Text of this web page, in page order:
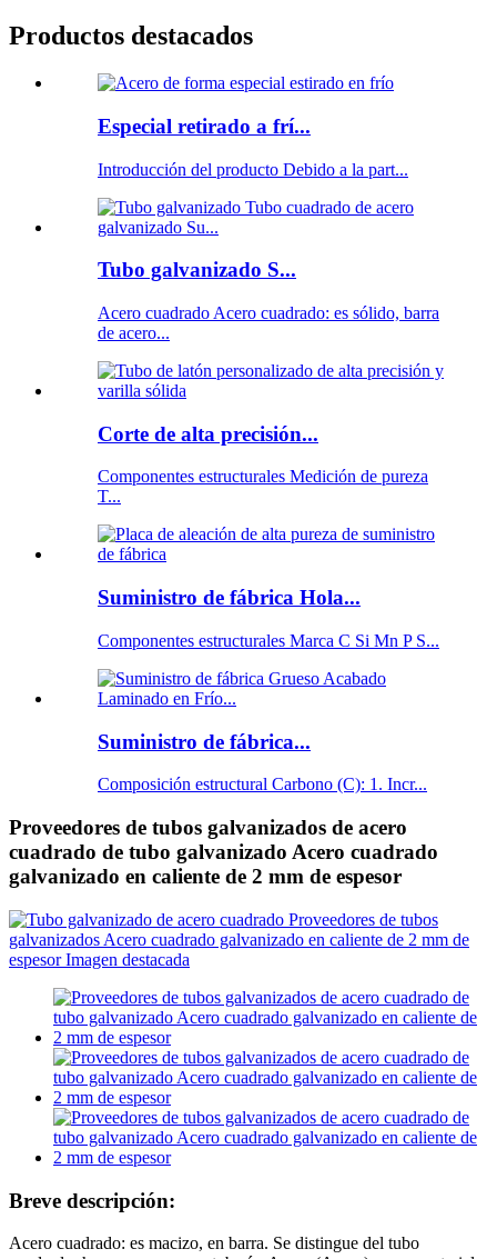
Productos destacados
Especial retirado a frí...
Introducción del producto Debido a la part...
Tubo galvanizado S...
Acero cuadrado Acero cuadrado: es sólido, barra
de acero...
Corte de alta precisión...
Componentes estructurales Medición de pureza
T...
Suministro de fábrica Hola...
Componentes estructurales Marca C Si Mn P S...
Suministro de fábrica...
Composición estructural Carbono (C): 1. Incr...
Proveedores de tubos galvanizados de acero
cuadrado de tubo galvanizado Acero cuadrado
galvanizado en caliente de 2 mm de espesor
Breve descripción:
Acero cuadrado: es macizo, en barra. Se distingue del tubo